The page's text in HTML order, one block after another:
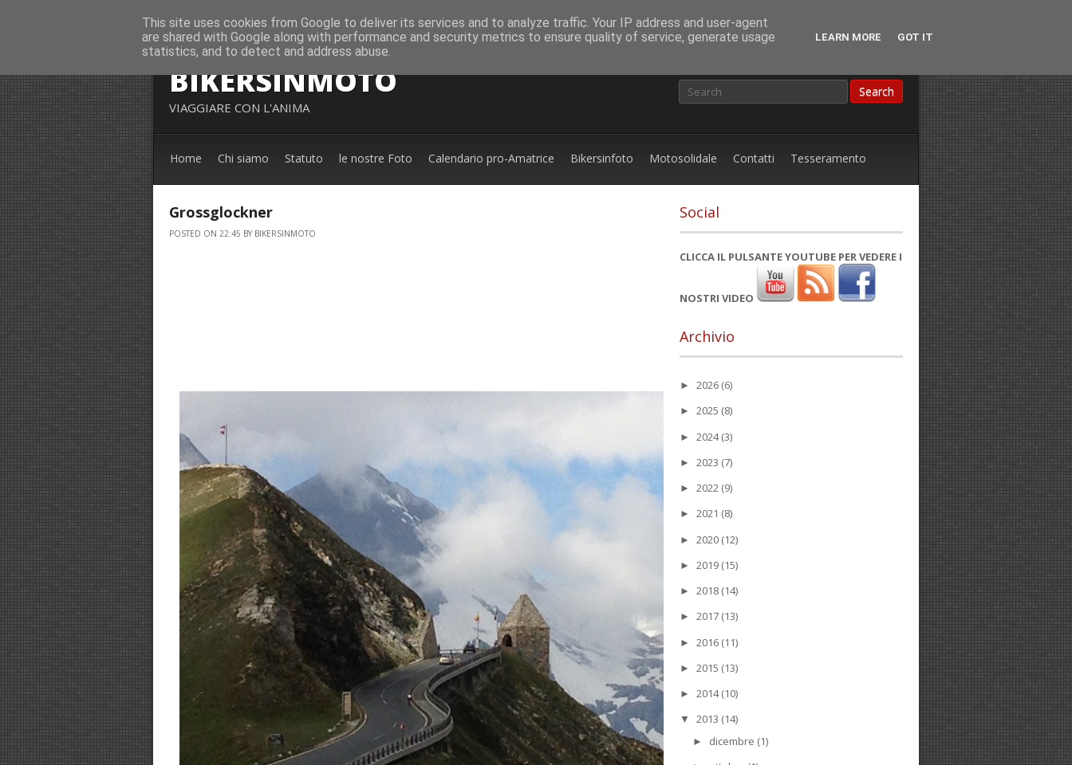
BIKERSINMOTO
VIAGGIARE CON L'ANIMA
Home Chi siamo Statuto le nostre Foto Calendario pro-Amatrice Bikersinfoto Motosolidale Contatti Tesseramento
Grossglockner
POSTED ON 22:45 BY BIKERSINMOTO
Social
CLICCA IL PULSANTE YOUTUBE PER VEDERE I
NOSTRI VIDEO
Archivio
► 2026 (6)
► 2025 (8)
► 2024(3)
► 2023 (7)
► 2022 (9)
► 2021 (8)
► 2020 (12)
► 2019 (15)
► 2018 (14)
► 2017 (13)
► 2016 (11)
► 2015 (13)
► 2014(10)
▼ 2013 (14)
► dicembre (1)
This site uses cookies from Google to deliver its services and to analyze traffic. Your IP address and user-agent
are shared with Google along with performance and security metrics to ensure quality of service, generate usage
statistics, and to detect and address abuse.
LEARN MORE GOT IT